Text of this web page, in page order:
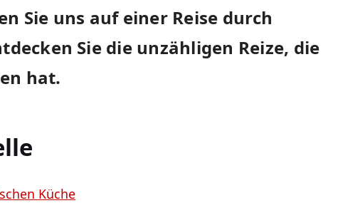
⁢Sie uns auf einer Reise durch
Sie die unzähligen ‌Reize,⁤ die
hat.
Küche